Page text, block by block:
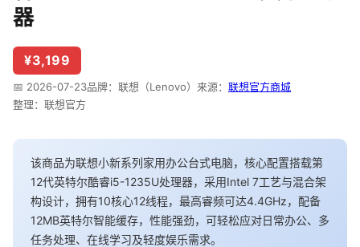
器
¥3,199
📅 2026-07-23品牌：联想（Lenovo） 来源： 联想官方商城
整理：联想官方
该商品为联想小新系列家用办公台式电脑，核心配置搭载第
12代英特尔酷睿i5-1235U处理器，采用Intel 7工艺与混合架
构设计，拥有10核心12线程，最高睿频可达4.4GHz，配备
12MB英特尔智能缓存，性能强劲，可轻松应对日常办公、多
任务处理、在线学习及轻度娱乐需求。